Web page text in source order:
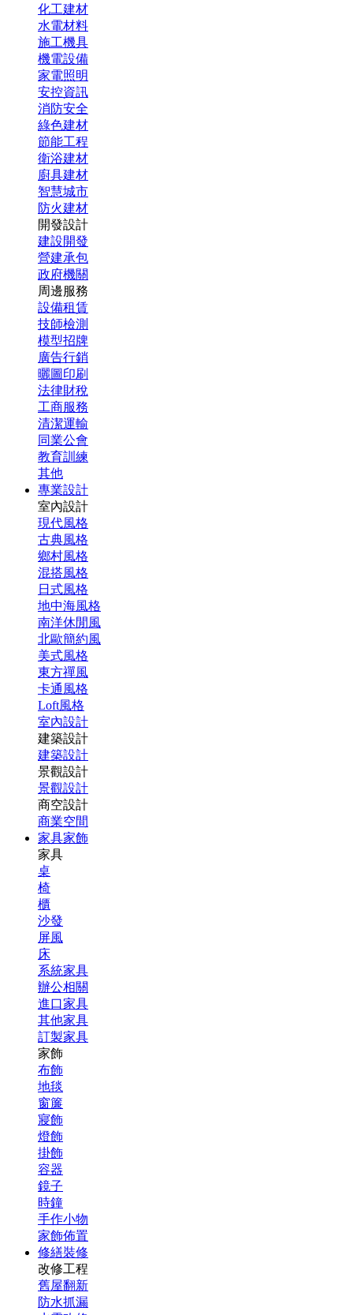
化工建材
水電材料
施工機具
機電設備
家電照明
安控資訊
消防安全
綠色建材
節能工程
衛浴建材
廚具建材
智慧城市
防火建材
開發設計
建設開發
營建承包
政府機關
周邊服務
設備租賃
技師檢測
模型招牌
廣告行銷
曬圖印刷
法律財稅
工商服務
清潔運輸
同業公會
教育訓練
其他
專業設計
室內設計
現代風格
古典風格
鄉村風格
混搭風格
日式風格
地中海風格
南洋休閒風
北歐簡約風
美式風格
東方禪風
卡通風格
Loft風格
室內設計
建築設計
建築設計
景觀設計
景觀設計
商空設計
商業空間
家具家飾
家具
桌
椅
櫃
沙發
屏風
床
系統家具
辦公相關
進口家具
其他家具
訂製家具
家飾
布飾
地毯
窗簾
寢飾
燈飾
掛飾
容器
鏡子
時鐘
手作小物
家飾佈置
修繕裝修
改修工程
舊屋翻新
防水抓漏